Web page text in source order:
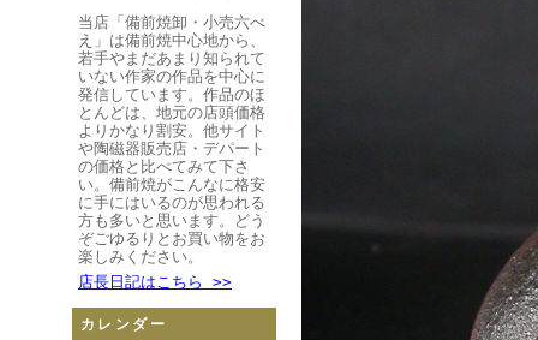
当店「備前焼卸・小売六べ
え」は備前焼中心地から、
若手やまだあまり知られて
いない作家の作品を中心に
発信しています。作品のほ
とんどは、地元の店頭価格
よりかなり割安。他サイト
や陶磁器販売店・デパート
の価格と比べてみて下さ
い。備前焼がこんなに格安
に手にはいるのが思われる
方も多いと思います。どう
ぞごゆるりとお買い物をお
楽しみください。
店長日記はこちら >>
カレンダー